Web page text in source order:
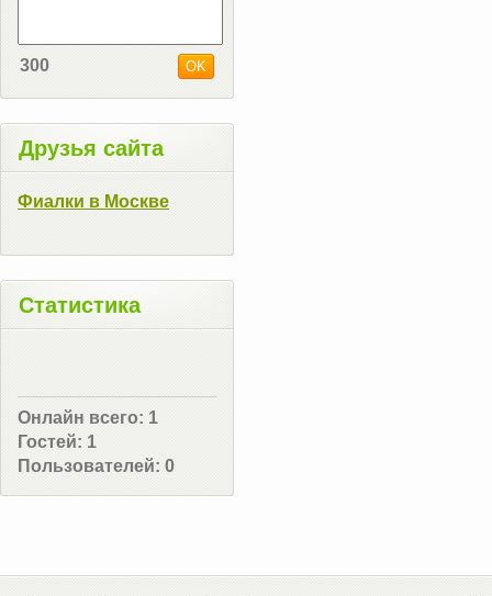
300
Друзья сайта
Фиалки в Москве
Статистика
Онлайн всего: 1
Гостей: 1
Пользователей: 0